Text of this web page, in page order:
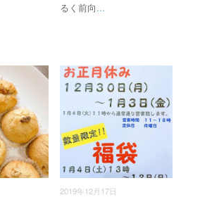
るく前向...
2019年12月17日